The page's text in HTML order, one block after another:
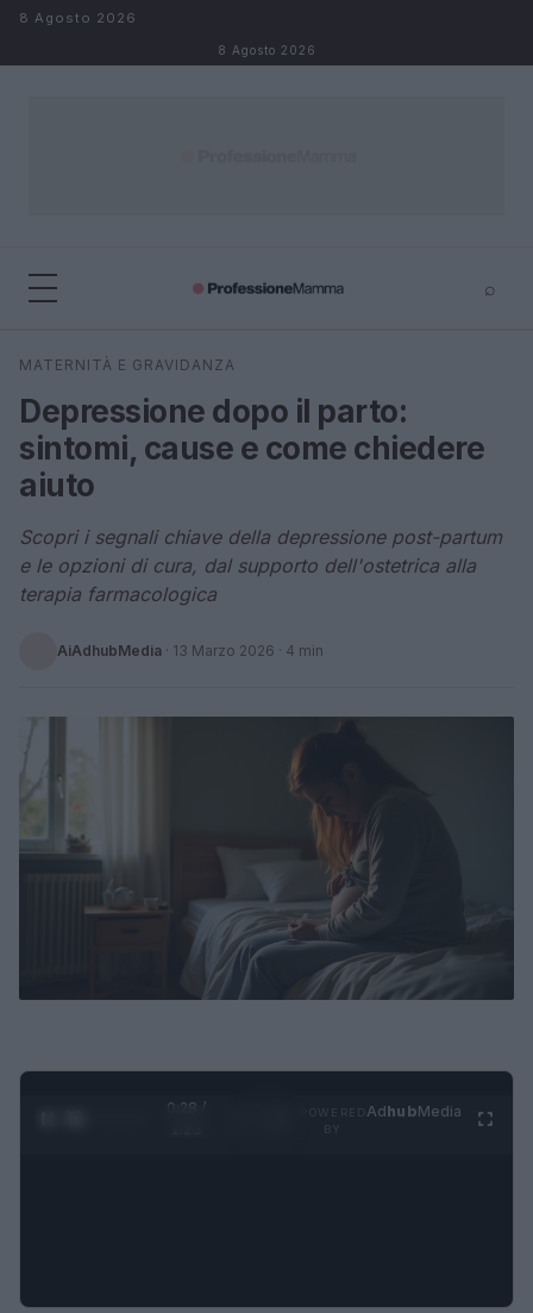
Salta al contenuto
8 Agosto 2026
8 Agosto 2026
⌕
Cerca
MATERNITÀ E GRAVIDANZA
Depressione dopo il parto:
sintomi, cause e come chiedere
aiuto
Scopri i segnali chiave della depressione post-partum
e le opzioni di cura, dal supporto dell'ostetrica alla
terapia farmacologica
AiAdhubMedia · 13 Marzo 2026 · 4 min
0:29 /
AdhubMedia